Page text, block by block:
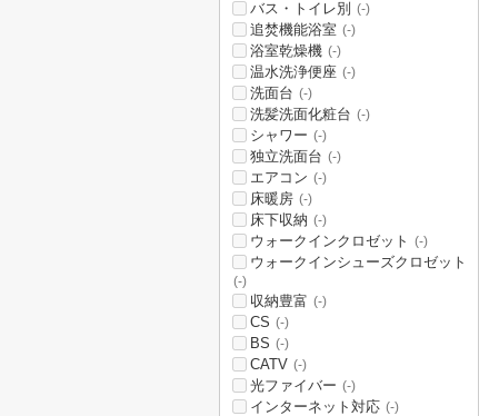
バス・トイレ別 (-)
追焚機能浴室 (-)
浴室乾燥機 (-)
温水洗浄便座 (-)
洗面台 (-)
洗髪洗面化粧台 (-)
シャワー (-)
独立洗面台 (-)
エアコン (-)
床暖房 (-)
床下収納 (-)
ウォークインクロゼット (-)
ウォークインシューズクロゼット
(-)
収納豊富 (-)
CS (-)
BS (-)
CATV (-)
光ファイバー (-)
インターネット対応 (-)